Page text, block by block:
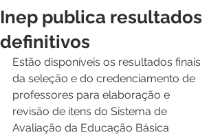
Inep publica resultados
definitivos
Estão disponíveis os resultados finais
da seleção e do credenciamento de
professores para elaboração e
revisão de itens do Sistema de
Avaliação da Educação Básica